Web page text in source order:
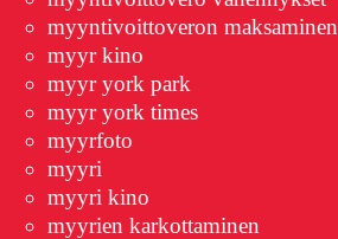
myyntivoittoveron maksaminen
myyr kino
myyr york park
myyr york times
myyrfoto
myyri
myyri kino
myyrien karkottaminen